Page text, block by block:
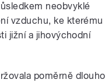
neobvyklé
vzduchu, ke kterému
jižní a jihovýchodní
poměrně dlouho